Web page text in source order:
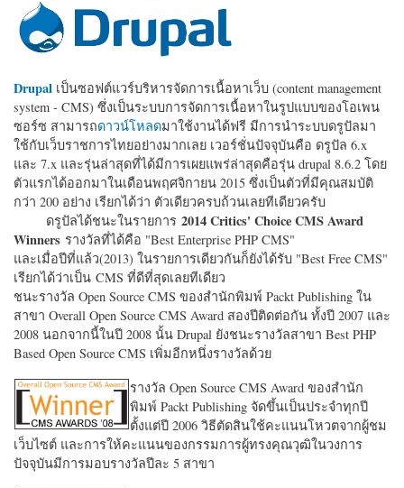
Drupal เป็นซอฟต์แวร์บริหารจัดการเนื้อหาเว็บ (content management
system - CMS) ซึ่งเป็นระบบการจัดการเนื้อหาในรูปแบบของโอเพน
ซอร์ซ สามารถดาวน์โหลดมาใช้งานได้ฟรี มีการนำระบบดรูปัลมา
ใช้กับเว็บราชการไทยอย่างมากเลย เวอร์ชั่นปัจจุบันคือ ดรูปัล 6.x
และ 7.x และรุ่นล่าสุดที่ได้มีการเผยแพร่ล่าสุดคือรุ่น drupal 8.6.2 โดย
ตัวแรกได้ออกมาในเดือนพฤศจิกายน 2015 ซึ่งเป็นตัวที่มีคุณสมบัติ
กว่า 200 อย่าง เรียกได้ว่า ตัวเดียวครบถ้วนเลยทีเดียวครับ
ดรูปัลได้ชนะในรายการ 2014 Critics' Choice CMS Award
Winners รางวัลที่ได้คือ "Best Enterprise PHP CMS"
และเมื่อปีที่แล้ว(2013) ในรายการเดียวกันก็ยังได้รับ "Best Free CMS"
เรียกได้ว่าเป็น CMS ที่ดีที่สุดเลยทีเดียว
ชนะรางวัล Open Source CMS ของสำนักพิมพ์ Packt Publishing ใน
สาขา Overall Open Source CMS Award สองปีติดต่อกัน ทั้งปี 2007 และ
2008 นอกจากนี้ในปี 2008 นั้น Drupal ยังชนะรางวัลสาขา Best PHP
Based Open Source CMS เพิ่มอีกหนึ่งรางวัลด้วย
รางวัล Open Source CMS Award ของสำนัก
พิมพ์ Packt Publishing จัดขึ้นเป็นประจำทุกปี
ตั้งแต่ปี 2006 วิธีตัดสินใช้คะแนนโหวตจากผู้ชม
เว็บไซต์ และการให้คะแนนของกรรมการผู้ทรงคุณวุฒิในวงการ
ปัจจุบันมีการมอบรางวัลปีละ 5 สาขา